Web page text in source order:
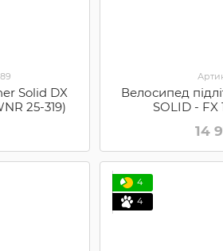
Solid DX
25-319)
Велосипед
SOLID - FX
14
4
4